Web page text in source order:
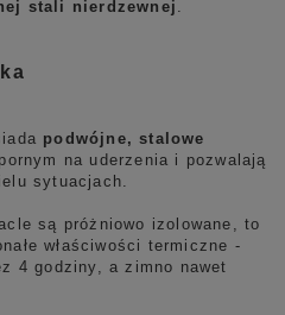
stali nierdzewnej .
podwójne, stalowe
na uderzenia i pozwalają
sytuacjach.
są próżniowo izolowane, to
właściwości termiczne -
4 godziny, a zimno nawet